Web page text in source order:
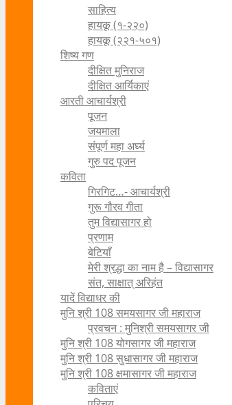
साहित्य
हायकू (१‍-२२०)
हायकू (२२१-५०१)
शिष्य गण
दीक्षित मुनिराज
दीक्षित आर्यिकाएं
आरती आचार्यश्री
पूजन
जयमाला
संपूर्ण महा अर्घ्य
गुरु पद पूजन
कविता
गिरगिट…- आचार्यश्री
गुरू गौरव गीता
तुम विद्यासागर हो
प्रणाम
बेटियाँ
मेरी श्रद्धा का नाम है – विद्यासागर
संत, साक्षात् अरिहंत
यादें विद्याधर की
मुनि श्री 108 समयसागर जी महाराज
प्रवचन : मुनिश्री समयसागर जी
मुनि श्री 108 योगसागर जी महाराज
मुनि श्री 108 सुधासागर जी महाराज
मुनि श्री 108 क्षमासागर जी महाराज
कविताएं